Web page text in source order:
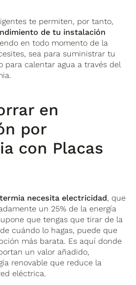
te permiten, por tanto,
de tu instalación
en todo momento de la
sea para suministrar tu
para calentar agua a través del
en
por
con Placas
necesita electricidad, que
un 25% de la energía
que tengas que tirar de la
cuándo lo hagas, puede que
más barata. Es aquí donde
un valor añadido,
renovable que reduce la
eléctrica.